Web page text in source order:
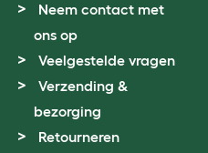
Neem contact met
ons op
Veelgestelde vragen
Verzending &
bezorging
Retourneren